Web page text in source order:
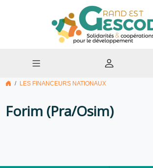
LES FINANCEURS NATIONAUX
Forim (Pra/Osim)